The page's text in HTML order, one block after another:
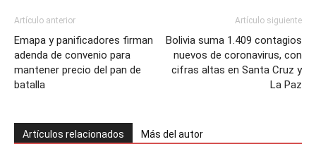
Artículo anterior
Emapa y panificadores firman
adenda de convenio para
mantener precio del pan de
batalla
Artículo siguiente
Bolivia suma 1.409 contagios
nuevos de coronavirus, con
cifras altas en Santa Cruz y
La Paz
Artículos relacionados Más del autor